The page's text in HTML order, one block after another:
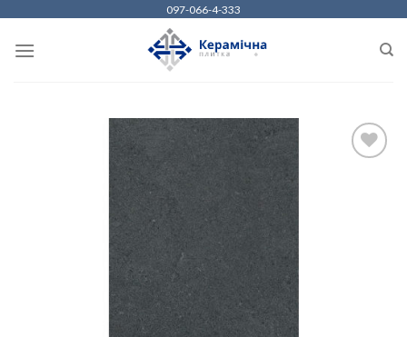
content
097-066-4-333